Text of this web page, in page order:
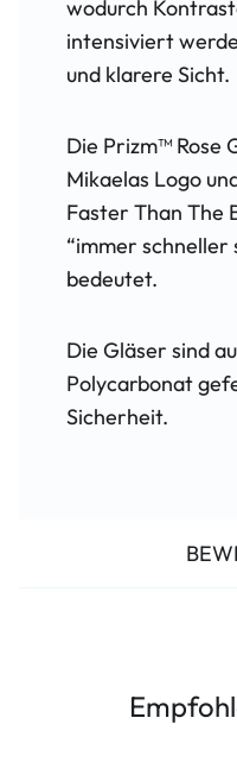
wodurch
intensiviert
und klarere Sicht.
Die Prizm™ Rose
Mikaelas Logo
Faster Than The
“immer schneller
bedeutet.
Die Gläser sind
Polycarbonat
Sicherheit.